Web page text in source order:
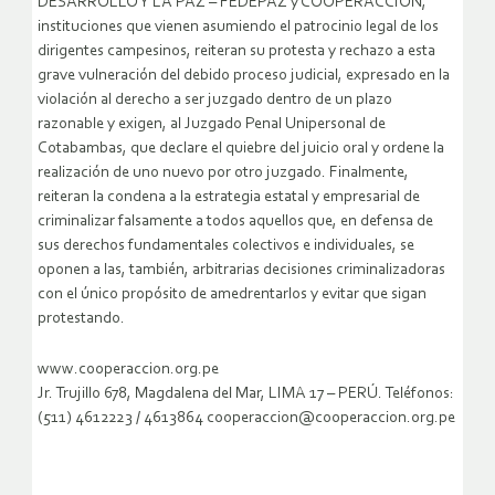
instituciones que vienen asumiendo el patrocinio legal de los
dirigentes campesinos, reiteran su protesta y rechazo a esta
grave vulneración del debido proceso judicial, expresado en la
violación al derecho a ser juzgado dentro de un plazo
razonable y exigen, al Juzgado Penal Unipersonal de
Cotabambas, que declare el quiebre del juicio oral y ordene la
realización de uno nuevo por otro juzgado. Finalmente,
reiteran la condena a la estrategia estatal y empresarial de
criminalizar falsamente a todos aquellos que, en defensa de
sus derechos fundamentales colectivos e individuales, se
oponen a las, también, arbitrarias decisiones criminalizadoras
con el único propósito de amedrentarlos y evitar que sigan
protestando.
www.cooperaccion.org.pe
Jr. Trujillo 678, Magdalena del Mar, LIMA 17 – PERÚ. Teléfonos:
(511) 4612223 / 4613864 cooperaccion@cooperaccion.org.pe